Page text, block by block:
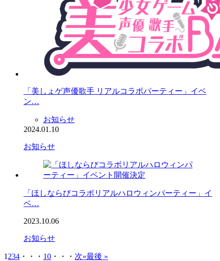
「美しょゲ声優歌手 リアルコラボパーティー」イベ
ン…
お知らせ
2024.01.10
お知らせ
「ほしならびコラボリアルハロウィンパーティー」イ
ベ…
2023.10.06
お知らせ
1 234 ・・・ 10 ・・・ 次»最後 »